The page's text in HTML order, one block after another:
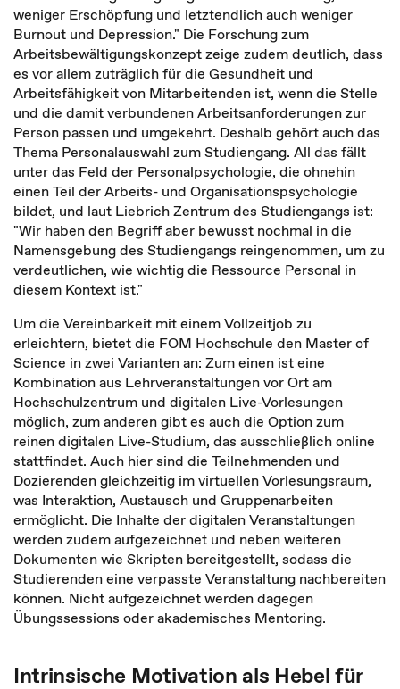
weniger Erschöpfung und letztendlich auch weniger
Burnout und Depression." Die Forschung zum
Arbeitsbewältigungskonzept zeige zudem deutlich, dass
es vor allem zuträglich für die Gesundheit und
Arbeitsfähigkeit von Mitarbeitenden ist, wenn die Stelle
und die damit verbundenen Arbeitsanforderungen zur
Person passen und umgekehrt. Deshalb gehört auch das
Thema Personalauswahl zum Studiengang. All das fällt
unter das Feld der Personalpsychologie, die ohnehin
einen Teil der Arbeits- und Organisationspsychologie
bildet, und laut Liebrich Zentrum des Studiengangs ist:
"Wir haben den Begriff aber bewusst nochmal in die
Namensgebung des Studiengangs reingenommen, um zu
verdeutlichen, wie wichtig die Ressource Personal in
diesem Kontext ist."
Um die Vereinbarkeit mit einem Vollzeitjob zu
erleichtern, bietet die FOM Hochschule den Master of
Science in zwei Varianten an: Zum einen ist eine
Kombination aus Lehrveranstaltungen vor Ort am
Hochschulzentrum und digitalen Live-Vorlesungen
möglich, zum anderen gibt es auch die Option zum
reinen digitalen Live-Studium, das ausschließlich online
stattfindet. Auch hier sind die Teilnehmenden und
Dozierenden gleichzeitig im virtuellen Vorlesungsraum,
was Interaktion, Austausch und Gruppenarbeiten
ermöglicht. Die Inhalte der digitalen Veranstaltungen
werden zudem aufgezeichnet und neben weiteren
Dokumenten wie Skripten bereitgestellt, sodass die
Studierenden eine verpasste Veranstaltung nachbereiten
können. Nicht aufgezeichnet werden dagegen
Übungssessions oder akademisches Mentoring.
Intrinsische Motivation als Hebel für